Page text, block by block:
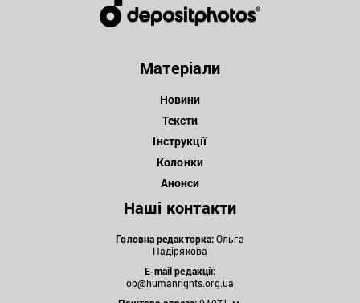
Матеріали
Новини
Тексти
Інструкції
Колонки
Анонси
Наші контакти
Головна редакторка:Ольга
Падірякова
E-mail редакції:
op@humanrights.org.ua